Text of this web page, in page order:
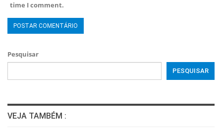
time I comment.
Pesquisar
PESQUISAR
VEJA TAMBÉM :